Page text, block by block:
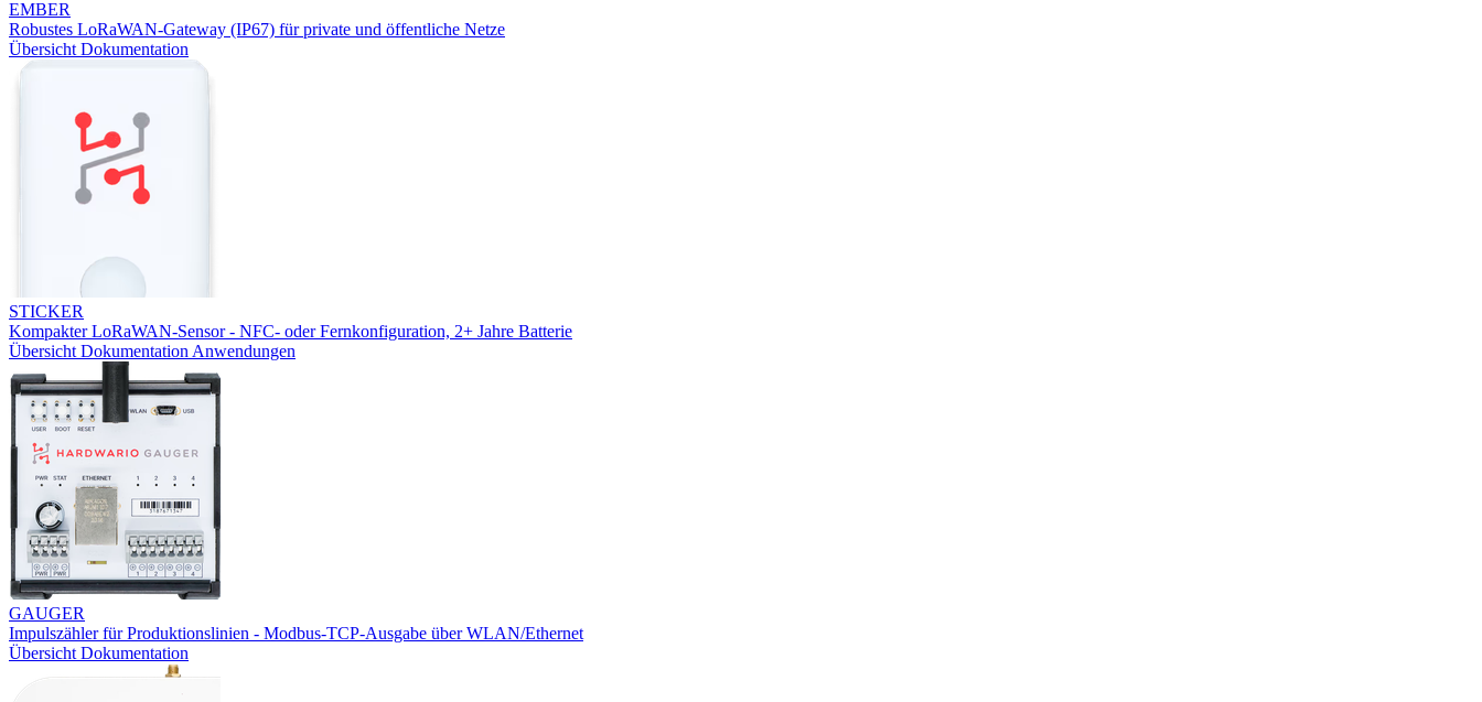
EMBER
Robustes LoRaWAN-Gateway (IP67) für private und öffentliche Netze
Übersicht Dokumentation
STICKER
Kompakter LoRaWAN-Sensor - NFC- oder Fernkonfiguration, 2+ Jahre Batterie
Übersicht Dokumentation Anwendungen
GAUGER
Impulszähler für Produktionslinien - Modbus-TCP-Ausgabe über WLAN/Ethernet
Übersicht Dokumentation